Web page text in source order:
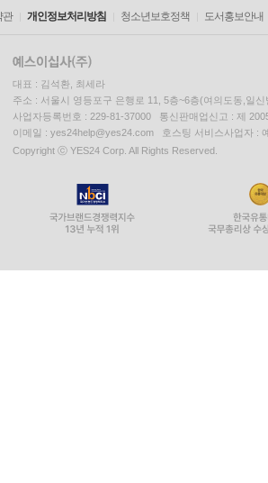
관 개인정보처리방침 청소년보호정책 도서홍보안내
대표 : 김석환, 최세라
주소 : 서울시 영등포구 은행로 11, 5층~6층(여의도동,일신
사업자등록번호 : 229-81-37000 통신판매업신고 : 제
이메일 : yes24help@yes24.com 호스팅 서비스사업자 :
Copyright ⓒ YES24 Corp. All Rights Reserved.